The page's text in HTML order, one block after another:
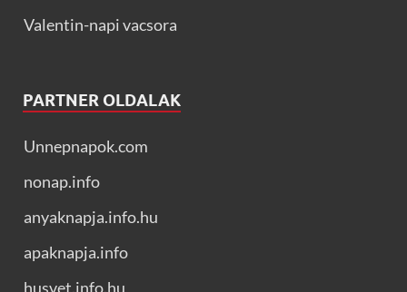
Valentin-napi vacsora
PARTNER OLDALAK
Unnepnapok.com
nonap.info
anyaknapja.info.hu
apaknapja.info
husvet.info.hu